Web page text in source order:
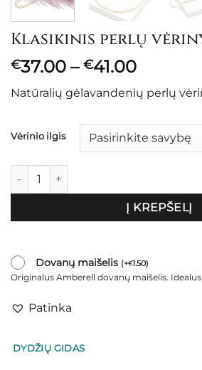
Klasikinis perlų
€37.00 – €41.00Price
range:
€37.00
€41.00
Natūralių gėlavandenių perlų
Vėrinio ilgis
produkto kiekis: Klasikinis perlų vėrinys
Į KREPŠELĮ
Dovanų maišelis (+€1.50)
Originalus Amberell dovanų maišelis.
Patinka
DYDŽIŲ GIDAS